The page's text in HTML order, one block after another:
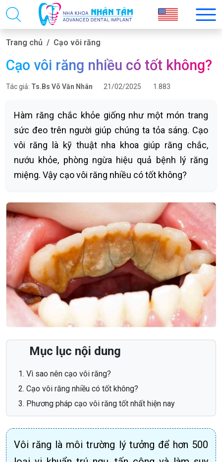
Trang chủ Cạo vôi răng
Cạo vôi răng nhiều có tốt không?
Tác giả: Ts.Bs Võ Văn Nhân 21/02/2025 1.883
Hàm răng chắc khỏe giống như một món trang
sức đeo trên người giúp chúng ta tỏa sáng. Cạo
vôi răng là kỹ thuật nha khoa giúp răng chắc,
nướu khỏe, phòng ngừa hiệu quả bệnh lý răng
miệng. Vậy cạo vôi răng nhiều có tốt không?
Mục lục nội dung
Vì sao nên cạo vôi răng?
Cạo vôi răng nhiều có tốt không?
Phương pháp cạo vôi răng tốt nhất hiện nay
Vôi răng là môi trường lý tưởng để hơn 500